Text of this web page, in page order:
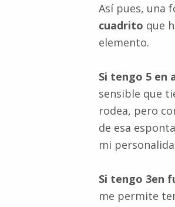
Así pues, una
cuadrito que
elemento.
Si tengo 5 en
sensible que
rodea, pero
de esa
mi
Si tengo 3en
me permite